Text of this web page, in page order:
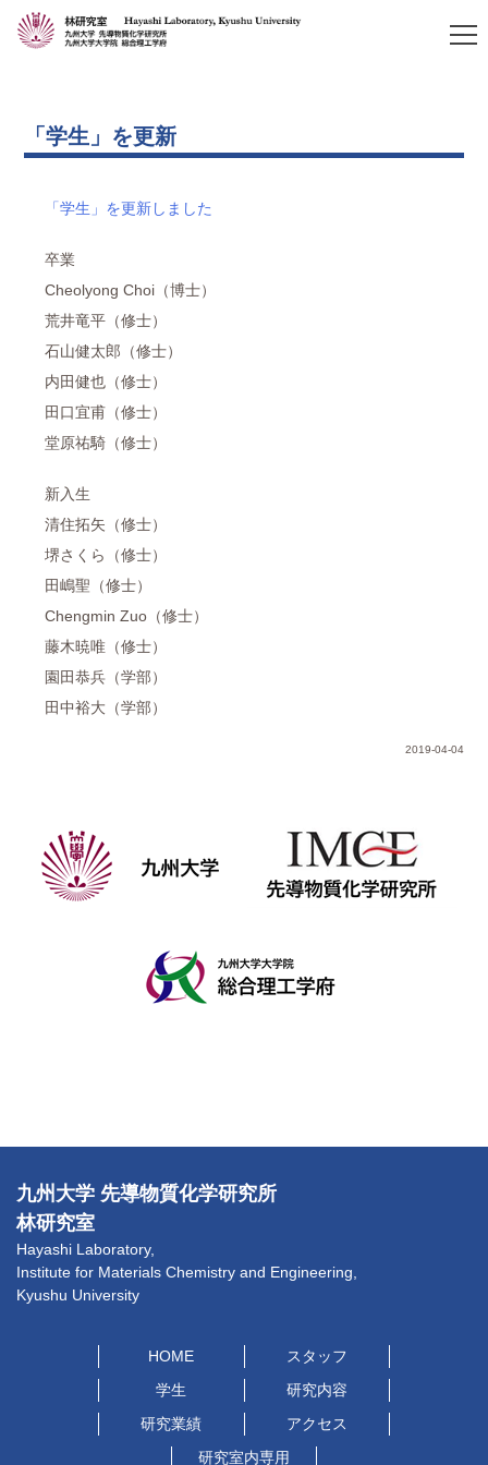
「学生」を更新
「学生」を更新しました
卒業
Cheolyong Choi（博士）
荒井竜平（修士）
石山健太郎（修士）
内田健也（修士）
田口宜甫（修士）
堂原祐騎（修士）
新入生
清住拓矢（修士）
堺さくら（修士）
田嶋聖（修士）
Chengmin Zuo（修士）
藤木暁唯（修士）
園田恭兵（学部）
田中裕大（学部）
2019-04-04
九州大学 先導物質化学研究所
林研究室
Hayashi Laboratory,
Institute for Materials Chemistry and Engineering,
Kyushu University
HOME
スタッフ
学生
研究内容
研究業績
アクセス
研究室内専用